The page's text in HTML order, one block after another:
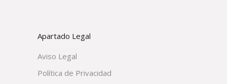
Apartado Legal
Aviso Legal
Política de Privacidad